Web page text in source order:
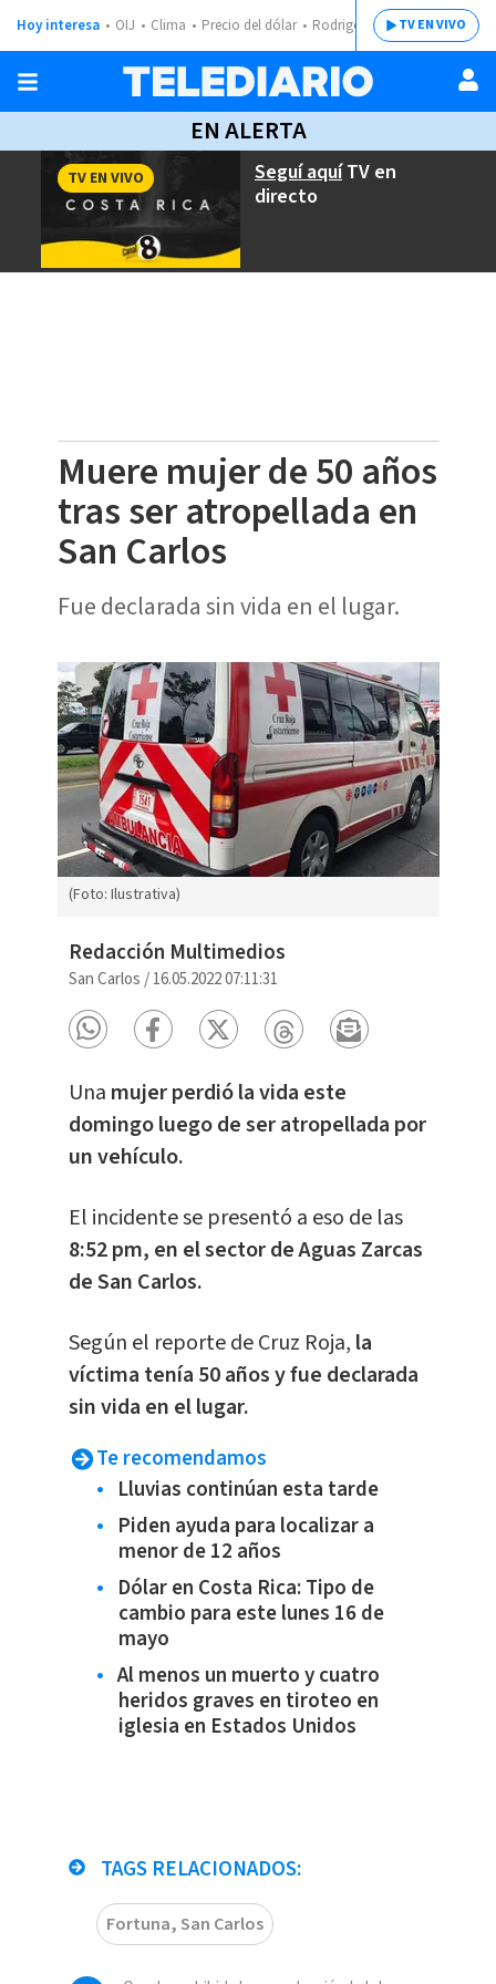
Hoy interesa OIJ Clima Precio del dólar Rodrigo ChavesTV EN VIVO
EN ALERTA
Seguí aquíTV en
directo
TV EN VIVO
Muere mujer de 50 años
tras ser atropellada en
San Carlos
Fue declarada sin vida en el lugar.
(Foto: Ilustrativa)
Redacción Multimedios
San Carlos /16.05.2022 07:11:31
Una mujer perdió la vida este
domingo luego de ser atropellada por
un vehículo.
El incidente se presentó a eso de las
8:52 pm, en el sector de Aguas Zarcas
de San Carlos.
Según el reporte de Cruz Roja, la
víctima tenía 50 años y fue declarada
sin vida en el lugar.
Te recomendamos
Lluvias continúan esta tarde
Piden ayuda para localizar a
menor de 12 años
Dólar en Costa Rica: Tipo de
cambio para este lunes 16 de
mayo
Al menos un muerto y cuatro
heridos graves en tiroteo en
iglesia en Estados Unidos
TAGS RELACIONADOS:
Fortuna, San Carlos